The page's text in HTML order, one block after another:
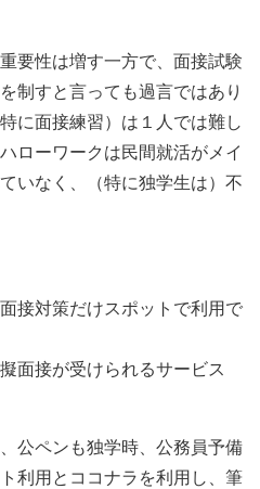
要性は増す一方で、面接試験
制すと言っても過言ではあり
に面接練習）は１人では難し
ローワークは民間就活がメイ
いなく、（特に独学生は）不
接対策だけスポットで利用で
面接が受けられるサービス
公ペンも独学時、公務員予備
利用とココナラを利用し、筆